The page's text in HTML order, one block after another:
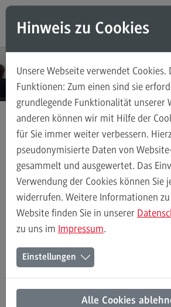
Direkt zum Inhalt
Direkt zum Hauptmenu
Direkt zum Footer
Modul-
Masterstudiengänge
Accounting, Controlling, Taxation
Accounting, Controlling, Taxation
Modulangebot
Berufsperspektiven
Kontakt
Advanced Practice in Healthcare
Advanced Practice in Healthcare
Rahmenbedingungen
Modulangebot
Anmeldung
Infoveranstaltung Karlsruhe
Anmeldung zur
Unternehmen und
Einrichtungen an der
Karlsruhe
Hinweis zu Cookies
Unsere Webseite verwendet Cookies.
Funktionen: Zum einen sind sie
grundlegende Funktionalität unserer
anderen können wir mit Hilfe der
für Sie immer weiter verbessern.
pseudonymisierte Daten von
gesammelt und ausgewertet. Das
Verwendung der Cookies können Sie
widerrufen. Weitere Informationen zu
Website finden Sie in unserer
zu uns im Impressum.
Einstellungen
Alle Cookies